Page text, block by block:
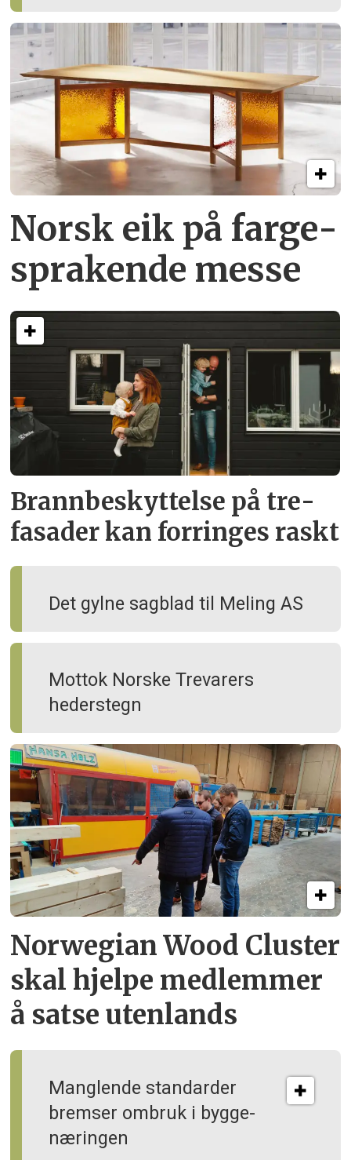
Norsk eik på farge­
sprakende messe
Brann­beskyttelse på tre­
fasader kan forringes raskt
Det gylne sagblad til Meling AS
Mottok Norske Trevarers
hederstegn
Norwegian Wood Cluster
skal hjelpe medlemmer
å satse utenlands
Manglende standarder
bremser ombruk i bygge­
næringen